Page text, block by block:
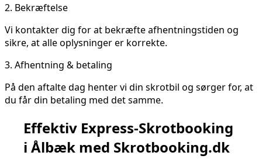
2. Bekræftelse
Vi kontakter dig for at bekræfte afhentningstiden og
sikre, at alle oplysninger er korrekte.
3. Afhentning & betaling
På den aftalte dag henter vi din skrotbil og sørger for, at
du får din betaling med det samme.
Effektiv Express-Skrotbooking
i Ålbæk med Skrotbooking.dk